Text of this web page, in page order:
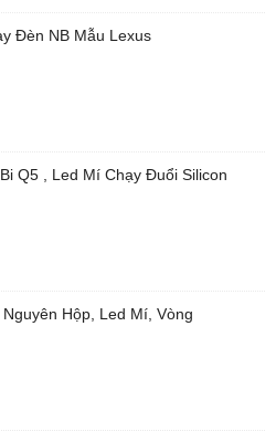
Đèn NB Mẫu Lexus
Q5 , Led Mí Chạy Đuổi Silicon
Hộp, Led Mí, Vòng